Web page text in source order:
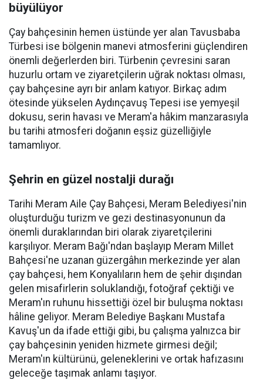
büyülüyor
Çay bahçesinin hemen üstünde yer alan Tavusbaba
Türbesi ise bölgenin manevi atmosferini güçlendiren
önemli değerlerden biri. Türbenin çevresini saran
huzurlu ortam ve ziyaretçilerin uğrak noktası olması,
çay bahçesine ayrı bir anlam katıyor. Birkaç adım
ötesinde yükselen Aydınçavuş Tepesi ise yemyeşil
dokusu, serin havası ve Meram'a hâkim manzarasıyla
bu tarihi atmosferi doğanın eşsiz güzelliğiyle
tamamlıyor.
Şehrin en güzel nostalji durağı
Tarihi Meram Aile Çay Bahçesi, Meram Belediyesi'nin
oluşturduğu turizm ve gezi destinasyonunun da
önemli duraklarından biri olarak ziyaretçilerini
karşılıyor. Meram Bağı'ndan başlayıp Meram Millet
Bahçesi'ne uzanan güzergâhın merkezinde yer alan
çay bahçesi, hem Konyalıların hem de şehir dışından
gelen misafirlerin soluklandığı, fotoğraf çektiği ve
Meram'ın ruhunu hissettiği özel bir buluşma noktası
hâline geliyor. Meram Belediye Başkanı Mustafa
Kavuş'un da ifade ettiği gibi, bu çalışma yalnızca bir
çay bahçesinin yeniden hizmete girmesi değil;
Meram'ın kültürünü, geleneklerini ve ortak hafızasını
geleceğe taşımak anlamı taşıyor.